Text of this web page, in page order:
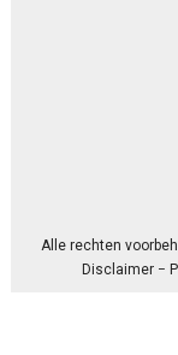
Alle rechten
Disclaimer −